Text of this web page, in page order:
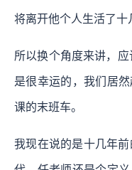
将离开他个人生活了十
所以换个角度来讲，
是很幸运的，我们居
课的末班车。
我现在说的是十几年